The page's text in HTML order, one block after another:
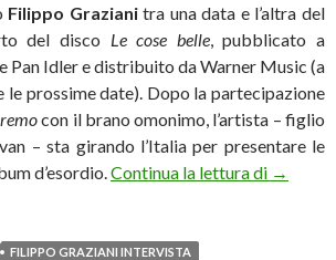
Filippo Grazianitra una data e l’altra del
del disco Le cose belle, pubblicato a
Idler e distribuito da Warner Music (a
prossime date). Dopo la partecipazione
con il brano omonimo, l’artista – figlio
– sta girando l’Italia per presentare le
d’esordio. Continua la lettura di Filippo
→
FILIPPO GRAZIANI INTERVISTA